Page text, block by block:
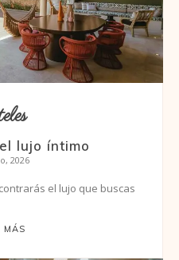
lujo íntimo
2026
el lujo que buscas
MÁS